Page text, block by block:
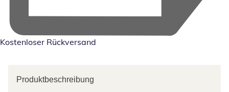
Kostenloser Rückversand
Produktbeschreibung